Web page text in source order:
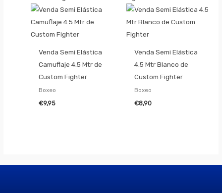
Venda Semi Elástica
Camuflaje 4.5 Mtr de
Custom Fighter
Boxeo
€9,95
Venda Semi Elástica
4.5 Mtr Blanco de
Custom Fighter
Boxeo
€8,90